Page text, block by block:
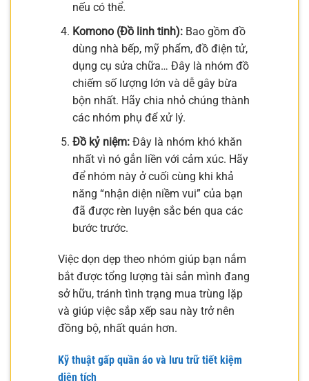
nếu có thể.
Komono (Đồ linh tinh):Bao gồm đồ
dùng nhà bếp, mỹ phẩm, đồ điện tử,
dụng cụ sửa chữa… Đây là nhóm đồ
chiếm số lượng lớn và dễ gây bừa
bộn nhất. Hãy chia nhỏ chúng thành
các nhóm phụ để xử lý.
Đồ kỷ niệm:Đây là nhóm khó khăn
nhất vì nó gắn liền với cảm xúc. Hãy
để nhóm này ở cuối cùng khi khả
năng “nhận diện niềm vui” của bạn
đã được rèn luyện sắc bén qua các
bước trước.
Việc dọn dẹp theo nhóm giúp bạn nắm
bắt được tổng lượng tài sản mình đang
sở hữu, tránh tình trạng mua trùng lặp
và giúp việc sắp xếp sau này trở nên
đồng bộ, nhất quán hơn.
Kỹ thuật gấp quần áo và lưu trữ tiết kiệm
diện tích